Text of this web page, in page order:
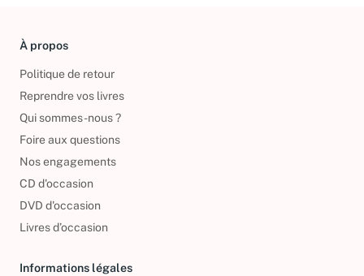
À propos
Politique de retour
Reprendre vos livres
Qui sommes-nous ?
Foire aux questions
Nos engagements
CD d'occasion
DVD d'occasion
Livres d’occasion
Informations légales